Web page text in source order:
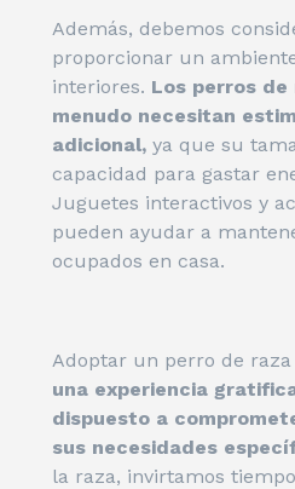
Además, debemos
proporcionar un
interiores. Los perros de
menudo necesitan
adicional,ya que su
capacidad para gastar
Juguetes interactivos y
pueden ayudar a
ocupados en casa.
Adoptar un perro de
una experiencia
dispuesto a
sus necesidades
la raza, invirtamos